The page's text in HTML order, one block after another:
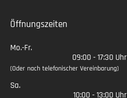
Öffnungszeiten
Mo.-Fr.
09:00 - 17:30 Uhr
(Oder nach telefonischer Vereinbarung)
Sa.
10:00 - 13:00 Uhr